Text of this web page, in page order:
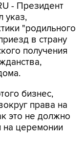
- Президент
указ,
"родильного
в страну
получения
бизнес,
права на
это не должно
на церемонии